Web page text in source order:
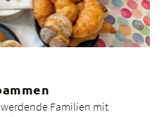
Familien mit